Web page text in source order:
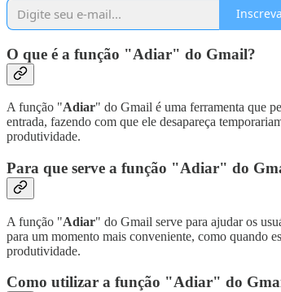
O que é a função "Adiar" do Gmail?
A função "Adiar" do Gmail é uma ferramenta que
entrada, fazendo com que ele desapareça
produtividade.
Para que serve a função "Adiar" do
A função "Adiar" do Gmail serve para ajudar os
para um momento mais conveniente, como quando
produtividade.
Como utilizar a função "Adiar" do